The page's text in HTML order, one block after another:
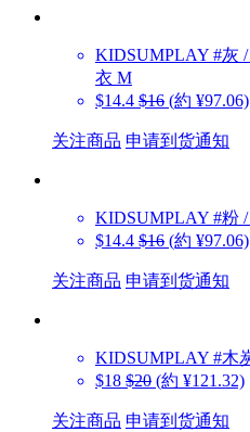
KIDSUMPLAY #灰
衣 M
$14.4 $16 (約 ¥97.06)
关注商品 申请到货通知
KIDSUMPLAY #粉
$14.4 $16 (約 ¥97.06)
关注商品 申请到货通知
KIDSUMPLAY #木
$18 $20 (約 ¥121.32)
关注商品 申请到货通知